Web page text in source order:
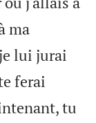
ma
lui jurai
ferai
tu